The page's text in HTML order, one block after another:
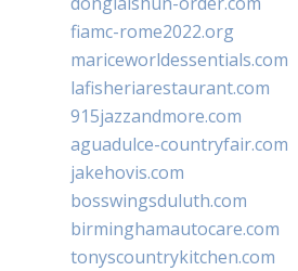
fiamc-rome2022.org
mariceworldessentials.com
lafisheriarestaurant.com
915jazzandmore.com
aguadulce-countryfair.com
jakehovis.com
bosswingsduluth.com
birminghamautocare.com
tonyscountrykitchen.com